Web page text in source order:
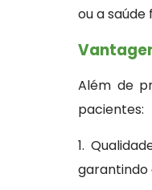
ou a saúde
Além de
pacientes:
1.
garantindo